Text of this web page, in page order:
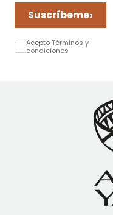
Suscríbeme›
Acepto Términos y
condiciones